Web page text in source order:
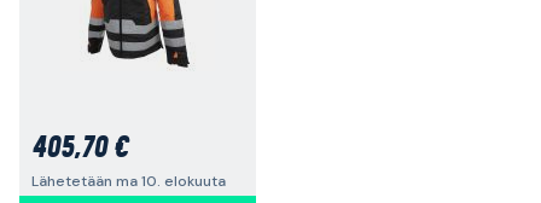
405,70 €
Lähetetään ma 10. elokuuta